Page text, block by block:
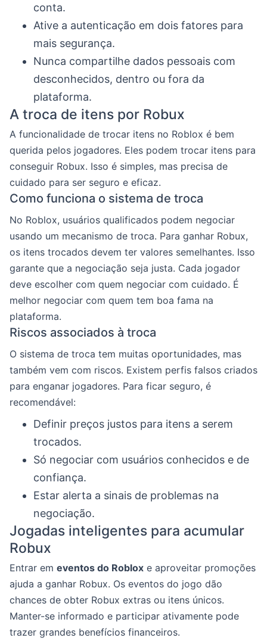
conta.
Ative a autenticação em dois fatores para
mais segurança.
Nunca compartilhe dados pessoais com
desconhecidos, dentro ou fora da
plataforma.
A troca de itens por Robux
A funcionalidade de trocar itens no Roblox é bem
querida pelos jogadores. Eles podem trocar itens para
conseguir Robux. Isso é simples, mas precisa de
cuidado para ser seguro e eficaz.
Como funciona o sistema de troca
No Roblox, usuários qualificados podem negociar
usando um mecanismo de troca. Para ganhar Robux,
os itens trocados devem ter valores semelhantes. Isso
garante que a negociação seja justa. Cada jogador
deve escolher com quem negociar com cuidado. É
melhor negociar com quem tem boa fama na
plataforma.
Riscos associados à troca
O sistema de troca tem muitas oportunidades, mas
também vem com riscos. Existem perfis falsos criados
para enganar jogadores. Para ficar seguro, é
recomendável:
Definir preços justos para itens a serem
trocados.
Só negociar com usuários conhecidos e de
confiança.
Estar alerta a sinais de problemas na
negociação.
Jogadas inteligentes para acumular
Robux
Entrar em eventos do Roblox e aproveitar promoções
ajuda a ganhar Robux. Os eventos do jogo dão
chances de obter Robux extras ou itens únicos.
Manter-se informado e participar ativamente pode
trazer grandes benefícios financeiros.